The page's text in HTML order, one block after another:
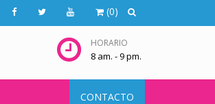
(0)
HORARIO
8 am. - 9 pm.
CONTACTO